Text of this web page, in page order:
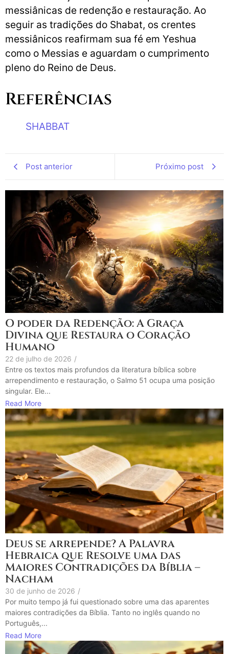
messiânicas de redenção e restauração. Ao
seguir as tradições do Shabat, os crentes
messiânicos reafirmam sua fé em Yeshua
como o Messias e aguardam o cumprimento
pleno do Reino de Deus.
Referências
SHABBAT
Post anterior Próximo post
O poder da Redenção: A Graça
Divina que Restaura o Coração
Humano
22 de julho de 2026 /
Entre os textos mais profundos da literatura bíblica sobre
arrependimento e restauração, o Salmo 51 ocupa uma posição
singular. Ele...
Read More
Deus se arrepende? A Palavra
Hebraica que Resolve uma das
Maiores Contradições da Bíblia –
Nacham
30 de junho de 2026 /
Por muito tempo já fui questionado sobre uma das aparentes
maiores contradições da Bíblia. Tanto no inglês quando no
Português,...
Read More